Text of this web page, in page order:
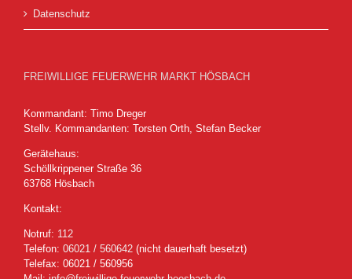
Datenschutz
FREIWILLIGE FEUERWEHR MARKT HÖSBACH
Kommandant: Timo Dreger
Stellv. Kommandanten: Torsten Orth, Stefan Becker
Gerätehaus:
Schöllkrippener Straße 36
63768 Hösbach
Kontakt:
Notruf: 112
Telefon: 06021 / 560642 (nicht dauerhaft besetzt)
Telefax: 06021 / 560956